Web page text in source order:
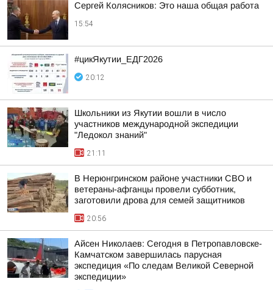
Сергей Колясников: Это наша общая работа
15:54
#цикЯкутии_ЕДГ2026
20:12
Школьники из Якутии вошли в число
участников международной экспедиции
"Ледокол знаний"
21:11
В Нерюнгринском районе участники СВО и
ветераны-афганцы провели субботник,
заготовили дрова для семей защитников
20:56
Айсен Николаев: Сегодня в Петропавловске-
Камчатском завершилась парусная
экспедиция «По следам Великой Северной
экспедиции»